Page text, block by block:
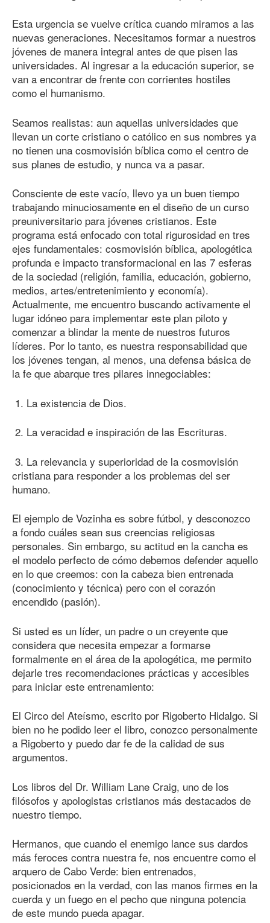
Esta urgencia se vuelve crítica cuando miramos a las
nuevas generaciones. Necesitamos formar a nuestros
jóvenes de manera integral antes de que pisen las
universidades. Al ingresar a la educación superior, se
van a encontrar de frente con corrientes hostiles
como el humanismo.
Seamos realistas: aun aquellas universidades que
llevan un corte cristiano o católico en sus nombres ya
no tienen una cosmovisión bíblica como el centro de
sus planes de estudio, y nunca va a pasar.
Consciente de este vacío, llevo ya un buen tiempo
trabajando minuciosamente en el diseño de un curso
preuniversitario para jóvenes cristianos. Este
programa está enfocado con total rigurosidad en tres
ejes fundamentales: cosmovisión bíblica, apologética
profunda e impacto transformacional en las 7 esferas
de la sociedad (religión, familia, educación, gobierno,
medios, artes/entretenimiento y economía).
Actualmente, me encuentro buscando activamente el
lugar idóneo para implementar este plan piloto y
comenzar a blindar la mente de nuestros futuros
líderes. Por lo tanto, es nuestra responsabilidad que
los jóvenes tengan, al menos, una defensa básica de
la fe que abarque tres pilares innegociables:
1. La existencia de Dios.
2. La veracidad e inspiración de las Escrituras.
3. La relevancia y superioridad de la cosmovisión
cristiana para responder a los problemas del ser
humano.
El ejemplo de Vozinha es sobre fútbol, y desconozco
a fondo cuáles sean sus creencias religiosas
personales. Sin embargo, su actitud en la cancha es
el modelo perfecto de cómo debemos defender aquello
en lo que creemos: con la cabeza bien entrenada
(conocimiento y técnica) pero con el corazón
encendido (pasión).
Si usted es un líder, un padre o un creyente que
considera que necesita empezar a formarse
formalmente en el área de la apologética, me permito
dejarle tres recomendaciones prácticas y accesibles
para iniciar este entrenamiento:
El Circo del Ateísmo, escrito por Rigoberto Hidalgo. Si
bien no he podido leer el libro, conozco personalmente
a Rigoberto y puedo dar fe de la calidad de sus
argumentos.
Los libros del Dr. William Lane Craig, uno de los
filósofos y apologistas cristianos más destacados de
nuestro tiempo.
Hermanos, que cuando el enemigo lance sus dardos
más feroces contra nuestra fe, nos encuentre como el
arquero de Cabo Verde: bien entrenados,
posicionados en la verdad, con las manos firmes en la
cuerda y un fuego en el pecho que ninguna potencia
de este mundo pueda apagar.